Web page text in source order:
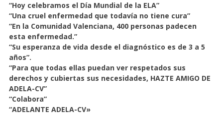
“Hoy celebramos el Día Mundial de la ELA”
“Una cruel enfermedad que todavía no tiene cura”
“En la Comunidad Valenciana, 400 personas padecen
esta enfermedad.”
“Su esperanza de vida desde el diagnóstico es de 3 a 5
años”.
“Para que todas ellas puedan ver respetados sus
derechos y cubiertas sus necesidades, HAZTE AMIGO DE
ADELA-CV”
“Colabora”
“ADELANTE ADELA-CV»